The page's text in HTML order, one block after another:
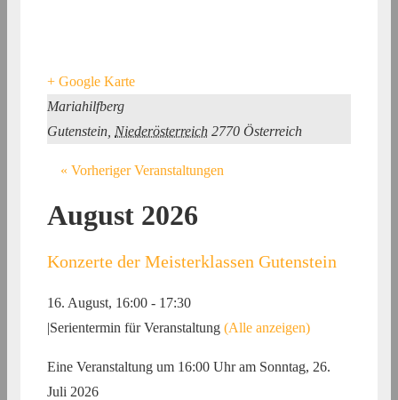
+ Google Karte
Mariahilfberg
Gutenstein Niederösterreich 2770 Österreich
« Vorheriger Veranstaltungen
August 2026
Konzerte der Meisterklassen Gutenstein
16. August, 16:00 - 17:30
|Serientermin für Veranstaltung (Alle anzeigen)
Eine Veranstaltung um 16:00 Uhr am Sonntag, 26.
Juli 2026